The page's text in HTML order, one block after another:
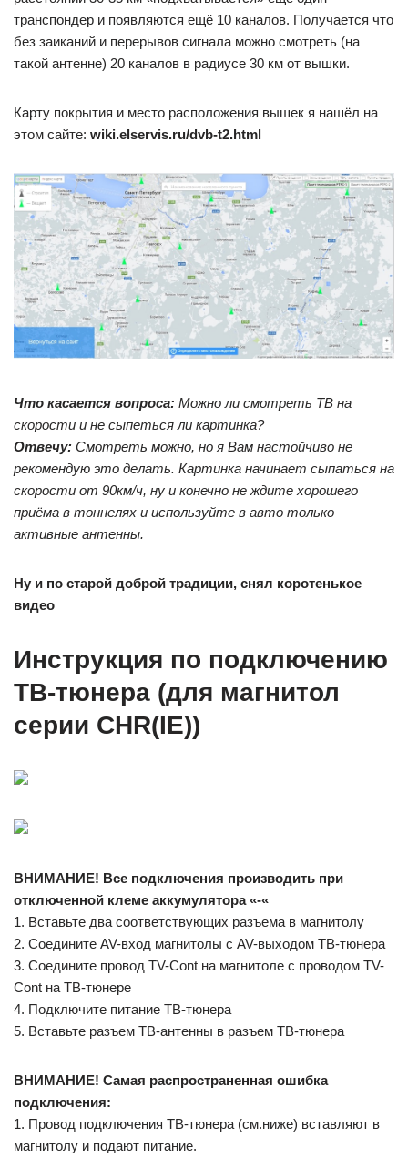
транспондер и появляются ещё 10 каналов. Получается что
без заиканий и перерывов сигнала можно смотреть (на
такой антенне) 20 каналов в радиусе 30 км от вышки.
Карту покрытия и место расположения вышек я нашёл на
этом сайте: wiki.elservis.ru/dvb-t2.html
Что касается вопроса: Можно ли смотреть ТВ на
скорости и не сыпеться ли картинка?
Отвечу: Смотреть можно, но я Вам настойчиво не
рекомендую это делать. Картинка начинает сыпаться на
скорости от 90км/ч, ну и конечно не ждите хорошего
приёма в тоннелях и используйте в авто только
активные антенны.
Ну и по старой доброй традиции, снял коротенькое
видео
Инструкция по подключению
ТВ-тюнера (для магнитол
серии CHR(IE))
ВНИМАНИЕ! Все подключения производить при
отключенной клеме аккумулятора «-«
1. Вставьте два соответствующих разъема в магнитолу
2. Соедините AV-вход магнитолы с AV-выходом ТВ-тюнера
3. Соедините провод TV-Cont на магнитоле с проводом TV-
Cont на ТВ-тюнере
4. Подключите питание ТВ-тюнера
5. Вставьте разъем ТВ-антенны в разъем ТВ-тюнера
ВНИМАНИЕ! Самая распространенная ошибка
подключения:
1. Провод подключения ТВ-тюнера (см.ниже) вставляют в
магнитолу и подают питание.